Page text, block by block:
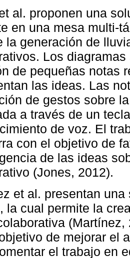
al. proponen una
en una mesa multi-
la generación de
Los
de pequeñas notas
las ideas. Las
de gestos sobre
a través de un
de voz. El
con el objetivo de
de las ideas
(Jones, 2012).
et al. presentan
la cual permite la
de mejorar el
el trabajo en